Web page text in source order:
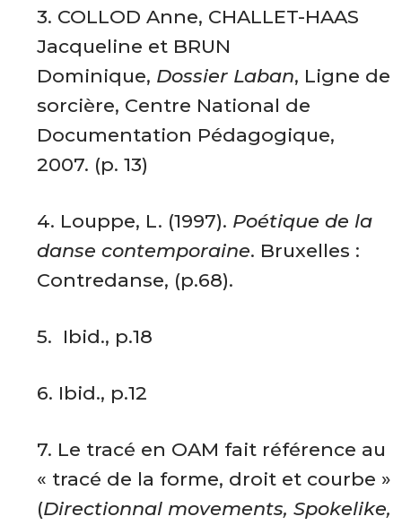
3. COLLOD Anne, CHALLET-HAAS
Jacqueline et BRUN
Dominique, Dossier Laban, Ligne de
sorcière, Centre National de
Documentation Pédagogique,
2007. (p. 13)
4. Louppe, L. (1997). Poétique de la
danse contemporaine. Bruxelles :
Contredanse, (p.68).
5. Ibid., p.18
6. Ibid., p.12
7. Le tracé en OAM fait référence au
« tracé de la forme, droit et courbe »
(Directionnal movements, Spokelike,